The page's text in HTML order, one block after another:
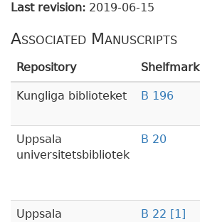
Last revision: 2019-06-15
Associated Manuscripts
Repository Shelfmark
Kungliga biblioteket B 196
Uppsala
universitetsbibliotek
B 20
Uppsala
B 22 [1]